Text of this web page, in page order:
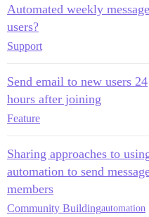
Automated weekly
users?
Support
Send email to new users 24
hours after joining
Feature
Sharing approaches to
automation to send
members
Community Buildingautomation